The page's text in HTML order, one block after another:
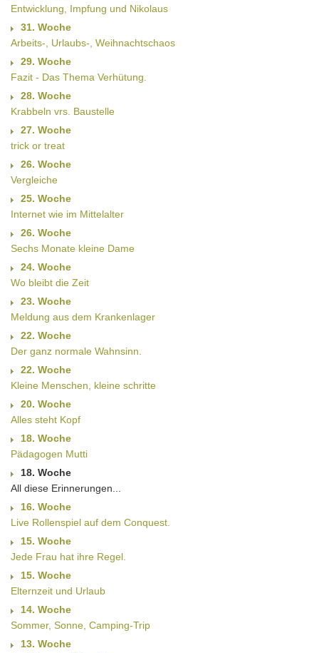
Entwicklung, Impfung und Nikolaus
31. Woche
Arbeits-, Urlaubs-, Weihnachtschaos
29. Woche
Fazit - Das Thema Verhütung.
28. Woche
Krabbeln vrs. Baustelle
27. Woche
trick or treat
26. Woche
Vergleiche
25. Woche
Internet wie im Mittelalter
26. Woche
Sechs Monate kleine Dame
24. Woche
Wo bleibt die Zeit
23. Woche
Meldung aus dem Krankenlager
22. Woche
Der ganz normale Wahnsinn.
22. Woche
Kleine Menschen, kleine schritte
20. Woche
Alles steht Kopf
18. Woche
Pädagogen Mutti
18. Woche
All diese Erinnerungen...
16. Woche
Live Rollenspiel auf dem Conquest.
15. Woche
Jede Frau hat ihre Regel.
15. Woche
Elternzeit und Urlaub
14. Woche
Sommer, Sonne, Camping-Trip
13. Woche